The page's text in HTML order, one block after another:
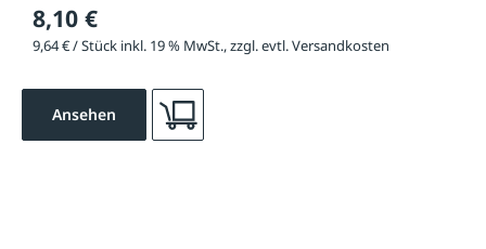
8,10 €
9,64 € / Stück inkl. 19 % MwSt., zzgl. evtl. Versandkosten
Ansehen